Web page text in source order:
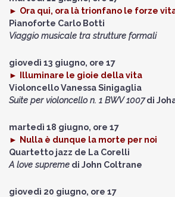
► Ora qui, ora là trionfano le forze
Pianoforte Carlo Botti
Viaggio musicale tra strutture formali
giovedì 13 giugno, ore 17
► Illuminare le gioie della vita
VioloncelloVanessa Sinigaglia
Suite per violoncello n. 1 BWV 1007di
martedì 18 giugno, ore 17
► Nulla è dunque la morte per noi
Quartetto jazz de La Corelli
A love supreme di John Coltrane
giovedì 20 giugno, ore 17